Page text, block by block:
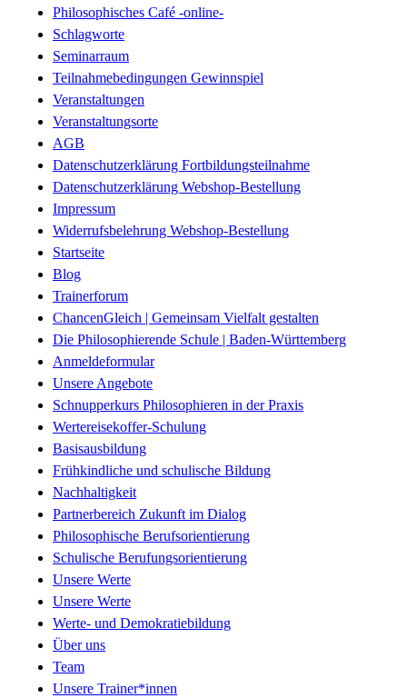
Philosophisches Café -online-
Schlagworte
Seminarraum
Teilnahmebedingungen Gewinnspiel
Veranstaltungen
Veranstaltungsorte
AGB
Datenschutzerklärung Fortbildungsteilnahme
Datenschutzerklärung Webshop-Bestellung
Impressum
Widerrufsbelehrung Webshop-Bestellung
Startseite
Blog
Trainerforum
ChancenGleich | Gemeinsam Vielfalt gestalten
Die Philosophierende Schule | Baden-Württemberg
Anmeldeformular
Unsere Angebote
Schnupperkurs Philosophieren in der Praxis
Wertereisekoffer-Schulung
Basisausbildung
Frühkindliche und schulische Bildung
Nachhaltigkeit
Partnerbereich Zukunft im Dialog
Philosophische Berufsorientierung
Schulische Berufungsorientierung
Unsere Werte
Unsere Werte
Werte- und Demokratiebildung
Über uns
Team
Unsere Trainer*innen